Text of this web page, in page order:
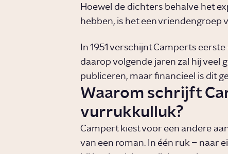
Hoewel de dichters behalve het
hebben, is het een vriendengroep
In 1951 verschijnt Camperts
daarop volgende jaren zal hij veel
publiceren, maar financieel is dit
Waarom schrijft
vurrukkulluk?
Campert kiest voor een andere
van een roman. In één ruk – naar